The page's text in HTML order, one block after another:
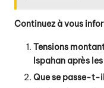
Continuez à vous
Tensions
Ispahan après
Que se passe-t-